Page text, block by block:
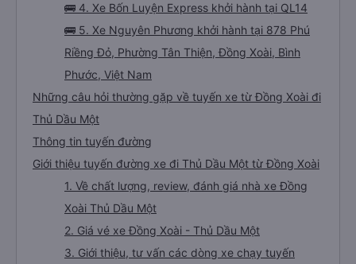
🚌 4. Xe Bốn Luyện Express khởi hành tại QL14
🚌 5. Xe Nguyên Phương khởi hành tại 878 Phú
Riềng Đỏ, Phường Tân Thiện, Đồng Xoài, Bình
Phước, Việt Nam
Những câu hỏi thường gặp về tuyến xe từ Đồng Xoài đi
Thủ Dầu Một
Thông tin tuyến đường
Giới thiệu tuyến đường xe đi Thủ Dầu Một từ Đồng Xoài
1. Về chất lượng, review, đánh giá nhà xe Đồng
Xoài Thủ Dầu Một
2. Giá vé xe Đồng Xoài - Thủ Dầu Một
3. Giới thiệu, tư vấn các dòng xe chạy tuyến